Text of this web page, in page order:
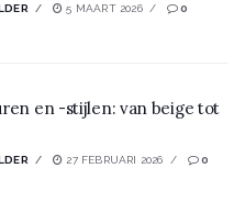
5 MAART 2026 0
en -stijlen: van beige tot
27 FEBRUARI 2026 0